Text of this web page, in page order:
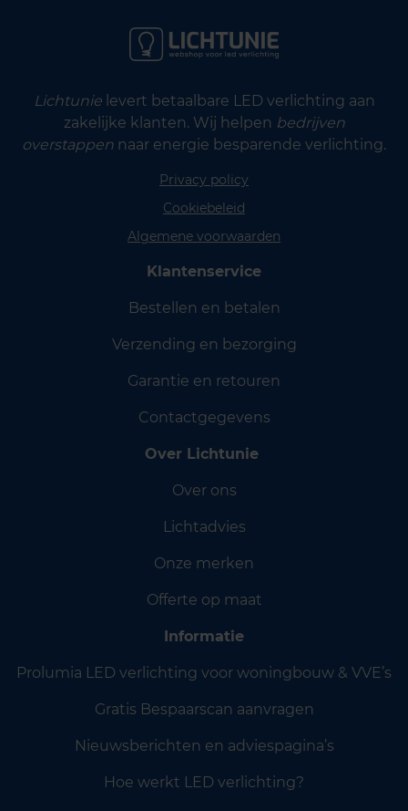
Lichtunielevert betaalbare LED verlichting aan
zakelijke klanten. Wij helpen bedrijven
overstappen naar energie besparende verlichting.
Privacy policy
Cookiebeleid
Algemene voorwaarden
Klantenservice
Bestellen en betalen
Verzending en bezorging
Garantie en retouren
Contactgegevens
Over Lichtunie
Over ons
Lichtadvies
Onze merken
Offerte op maat
Informatie
Prolumia LED verlichting voor woningbouw & VVE’s
Gratis Bespaarscan aanvragen
Nieuwsberichten en adviespagina’s
Hoe werkt LED verlichting?